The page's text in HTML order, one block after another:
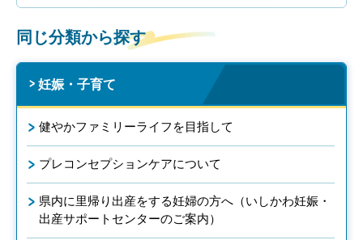
同じ分類から探す
妊娠・子育て
健やかファミリーライフを目指して
プレコンセプションケアについて
県内に里帰り出産をする妊婦の方へ（いしかわ妊娠・
出産サポートセンターのご案内）